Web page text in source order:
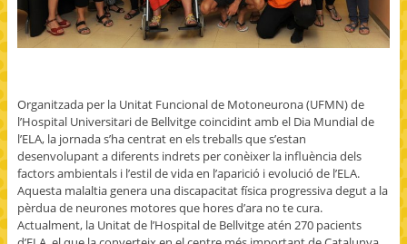
Organitzada per la Unitat Funcional de Motoneurona (UFMN) de
l’Hospital Universitari de Bellvitge coincidint amb el Dia Mundial de
l’ELA, la jornada s’ha centrat en els treballs que s’estan
desenvolupant a diferents indrets per conèixer la influència dels
factors ambientals i l’estil de vida en l’aparició i evolució de l’ELA.
Aquesta malaltia genera una discapacitat física progressiva degut a la
pèrdua de neurones motores que hores d’ara no te cura.
Actualment, la Unitat de l’Hospital de Bellvitge atén 270 pacients